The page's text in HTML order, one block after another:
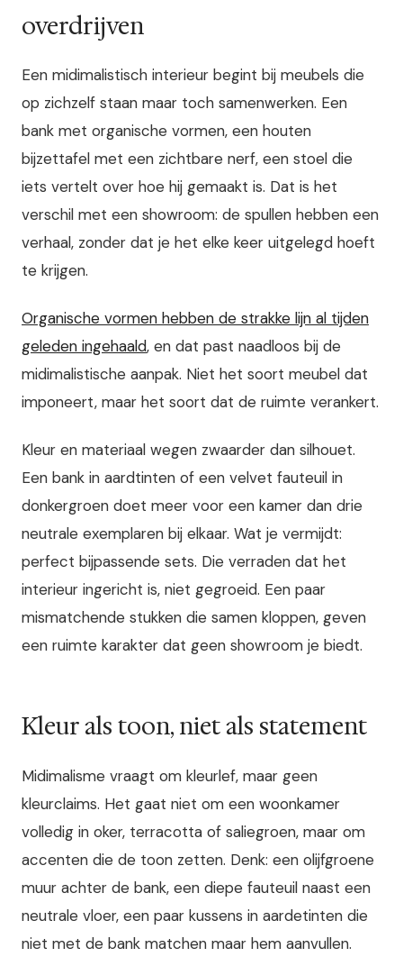
overdrijven
Een midimalistisch interieur begint bij meubels die
op zichzelf staan maar toch samenwerken. Een
bank met organische vormen, een houten
bijzettafel met een zichtbare nerf, een stoel die
iets vertelt over hoe hij gemaakt is. Dat is het
verschil met een showroom: de spullen hebben een
verhaal, zonder dat je het elke keer uitgelegd hoeft
te krijgen.
Organische vormen hebben de strakke lijn al tijden
geleden ingehaald, en dat past naadloos bij de
midimalistische aanpak. Niet het soort meubel dat
imponeert, maar het soort dat de ruimte verankert.
Kleur en materiaal wegen zwaarder dan silhouet.
Een bank in aardtinten of een velvet fauteuil in
donkergroen doet meer voor een kamer dan drie
neutrale exemplaren bij elkaar. Wat je vermijdt:
perfect bijpassende sets. Die verraden dat het
interieur ingericht is, niet gegroeid. Een paar
mismatchende stukken die samen kloppen, geven
een ruimte karakter dat geen showroom je biedt.
Kleur als toon, niet als statement
Midimalisme vraagt om kleurlef, maar geen
kleurclaims. Het gaat niet om een woonkamer
volledig in oker, terracotta of saliegroen, maar om
accenten die de toon zetten. Denk: een olijfgroene
muur achter de bank, een diepe fauteuil naast een
neutrale vloer, een paar kussens in aardetinten die
niet met de bank matchen maar hem aanvullen.